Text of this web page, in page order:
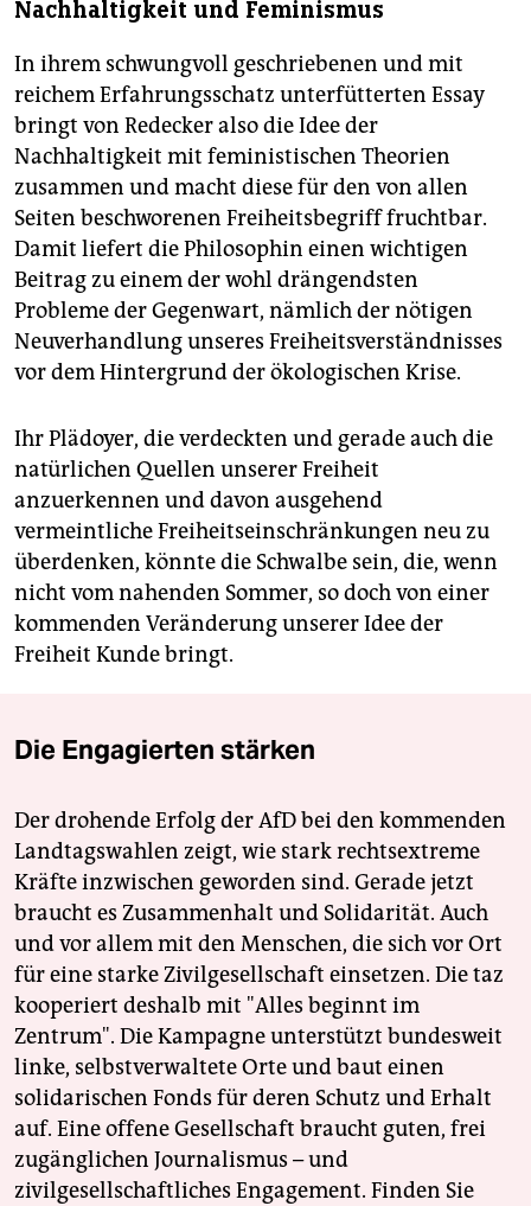
Nachhaltigkeit und Feminismus
In ihrem schwungvoll geschriebenen und mit
reichem Erfahrungsschatz unterfütterten Essay
bringt von Redecker also die Idee der
Nachhaltigkeit mit feministischen Theo­rien
zusammen und macht diese für den von allen
Seiten beschworenen Freiheitsbegriff fruchtbar.
Damit liefert die Philosophin einen wichtigen
Beitrag zu einem der wohl drängendsten
Probleme der Gegenwart, nämlich der nötigen
Neuverhandlung unseres Freiheitsverständnisses
vor dem Hintergrund der ökologischen Krise.
Ihr Plädoyer, die verdeckten und gerade auch die
natürlichen Quellen unserer Freiheit
anzuerkennen und davon ausgehend
vermeintliche Freiheitseinschränkungen neu zu
überdenken, könnte die Schwalbe sein, die, wenn
nicht vom nahenden Sommer, so doch von einer
kommenden Veränderung unserer Idee der
Freiheit Kunde bringt.
Die Engagierten stärken
Der drohende Erfolg der AfD bei den kommenden
Landtagswahlen zeigt, wie stark rechtsextreme
Kräfte inzwischen geworden sind. Gerade jetzt
braucht es Zusammenhalt und Solidarität. Auch
und vor allem mit den Menschen, die sich vor Ort
für eine starke Zivilgesellschaft einsetzen. Die taz
kooperiert deshalb mit "Alles beginnt im
Zentrum". Die Kampagne unterstützt bundesweit
linke, selbstverwaltete Orte und baut einen
solidarischen Fonds für deren Schutz und Erhalt
auf. Eine offene Gesellschaft braucht guten, frei
zugänglichen Journalismus – und
zivilgesellschaftliches Engagement. Finden Sie